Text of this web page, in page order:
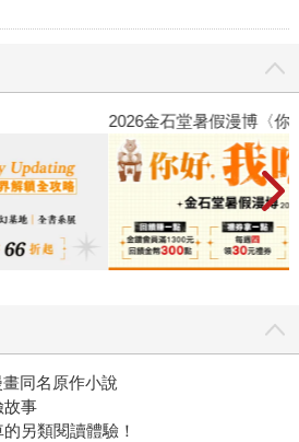
好，我吃一點〉第二波
同名原作小說
事
另類閱讀體驗！